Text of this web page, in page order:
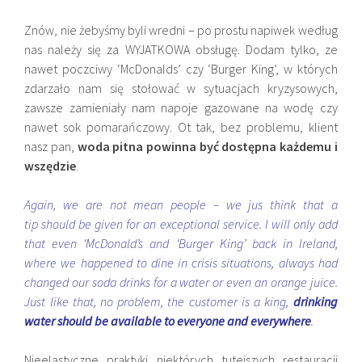
Znów, nie żebyśmy byli wredni – po prostu napiwek według
nas należy się za WYJATKOWA obsługę. Dodam tylko, ze
nawet poczciwy ‘McDonalds’ czy ‘Burger King’, w których
zdarzało nam się stołować w sytuacjach kryzysowych,
zawsze zamieniały nam napoje gazowane na wodę czy
nawet sok pomarańczowy. Ot tak, bez problemu, klient
nasz pan, woda pitna powinna być dostępna każdemu i
wszędzie.
Again, we are not mean people – we jus think that a
tip should be given for an exceptional service. I will only add
that even ‘McDonald’s and ‘Burger King’ back in Ireland,
where we happened to dine in crisis situations, always had
changed our soda drinks for a water or even an orange juice.
Just like that, no problem, the customer is a king, drinking
water should be available to everyone and everywhere.